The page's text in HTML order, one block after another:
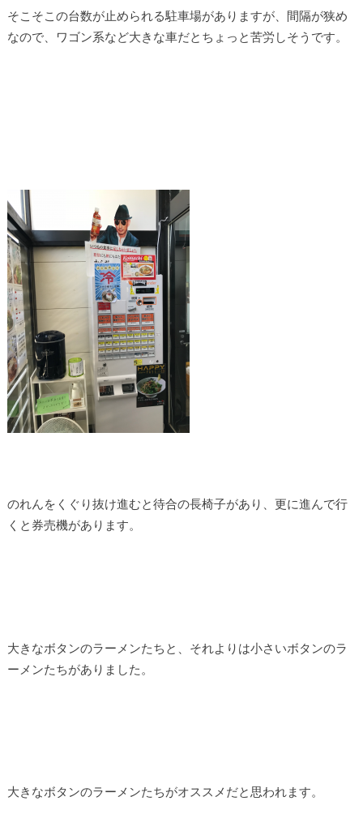
そこそこの台数が止められる駐車場がありますが、間隔が狭め
なので、ワゴン系など大きな車だとちょっと苦労しそうです。
のれんをくぐり抜け進むと待合の長椅子があり、更に進んで行
くと券売機があります。
大きなボタンのラーメンたちと、それよりは小さいボタンのラ
ーメンたちがありました。
大きなボタンのラーメンたちがオススメだと思われます。